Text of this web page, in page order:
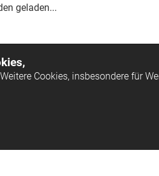
geladen...
Cookies, insbesondere für